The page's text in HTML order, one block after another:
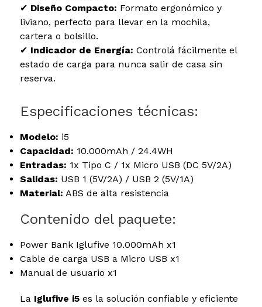
✔ Diseño Compacto: Formato ergonómico y
liviano, perfecto para llevar en la mochila,
cartera o bolsillo.
✔ Indicador de Energía: Controlá fácilmente el
estado de carga para nunca salir de casa sin
reserva.
Especificaciones técnicas:
Modelo: i5
Capacidad: 10.000mAh / 24.4WH
Entradas: 1x Tipo C / 1x Micro USB (DC 5V/2A)
Salidas: USB 1 (5V/2A) / USB 2 (5V/1A)
Material: ABS de alta resistencia
Contenido del paquete:
Power Bank Iglufive 10.000mAh x1
Cable de carga USB a Micro USB x1
Manual de usuario x1
La Iglufive i5es la solución confiable y eficiente